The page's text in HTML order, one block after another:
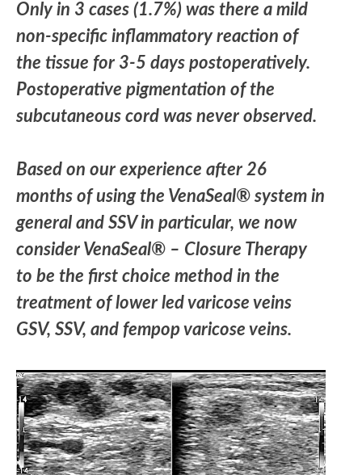
Only in 3 cases (1.7%) was there a mild
non-specific inflammatory reaction of
the tissue for 3-5 days postoperatively.
Postoperative pigmentation of the
subcutaneous cord was never observed.
Based on our experience after 26
months of using the VenaSeal® system in
general and SSV in particular, we now
consider VenaSeal® – Closure Therapy
to be the first choice method in the
treatment of lower led varicose veins
GSV, SSV, and fempop varicose veins.